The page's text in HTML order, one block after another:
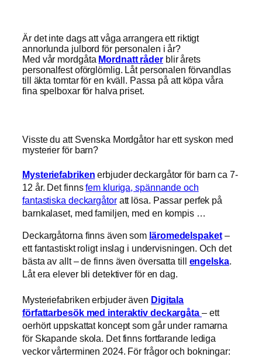
Är det inte dags att våga arrangera ett riktigt
annorlunda julbord för personalen i år?
Med vår mordgåta Mordnatt råderblir årets
personalfest oförglömlig. Låt personalen förvandlas
till äkta tomtar för en kväll. Passa på att köpa våra
fina spelboxar för halva priset.
Visste du att Svenska Mordgåtor har ett syskon med
mysterier för barn?
Mysteriefabriken erbjuder deckargåtor för barn ca 7-
12 år. Det finnsfem kluriga, spännande och
fantastiska deckargåtoratt lösa. Passar perfek på
barnkalaset, med familjen, med en kompis …
Deckargåtorna finns även som läromedelspaket–
ett fantastiskt roligt inslag i undervisningen. Och det
bästa av allt – de finns även översatta till engelska.
Låt era elever bli detektiver för en dag.
Mysteriefabriken erbjuder även Digitala
författarbesök med interaktiv deckargåta – ett
oerhört uppskattat koncept som går under ramarna
för Skapande skola. Det finns fortfarande lediga
veckor vårterminen 2024. För frågor och bokningar: